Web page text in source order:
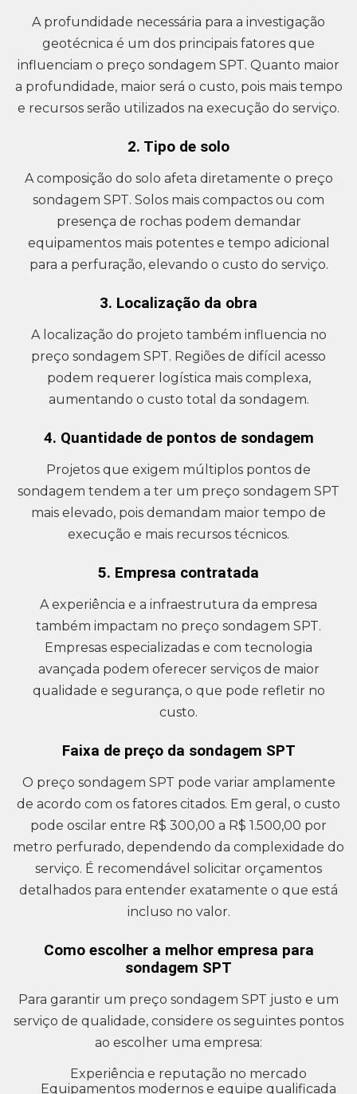
A profundidade necessária para a investigação
geotécnica é um dos principais fatores que
influenciam o preço sondagem SPT. Quanto maior
a profundidade, maior será o custo, pois mais tempo
e recursos serão utilizados na execução do serviço.
2. Tipo de solo
A composição do solo afeta diretamente o preço
sondagem SPT. Solos mais compactos ou com
presença de rochas podem demandar
equipamentos mais potentes e tempo adicional
para a perfuração, elevando o custo do serviço.
3. Localização da obra
A localização do projeto também influencia no
preço sondagem SPT. Regiões de difícil acesso
podem requerer logística mais complexa,
aumentando o custo total da sondagem.
4. Quantidade de pontos de sondagem
Projetos que exigem múltiplos pontos de
sondagem tendem a ter um preço sondagem SPT
mais elevado, pois demandam maior tempo de
execução e mais recursos técnicos.
5. Empresa contratada
A experiência e a infraestrutura da empresa
também impactam no preço sondagem SPT.
Empresas especializadas e com tecnologia
avançada podem oferecer serviços de maior
qualidade e segurança, o que pode refletir no
custo.
Faixa de preço da sondagem SPT
O preço sondagem SPT pode variar amplamente
de acordo com os fatores citados. Em geral, o custo
pode oscilar entre R$ 300,00 a R$ 1.500,00 por
metro perfurado, dependendo da complexidade do
serviço. É recomendável solicitar orçamentos
detalhados para entender exatamente o que está
incluso no valor.
Como escolher a melhor empresa para
sondagem SPT
Para garantir um preço sondagem SPT justo e um
serviço de qualidade, considere os seguintes pontos
ao escolher uma empresa:
Experiência e reputação no mercado
Equipamentos modernos e equipe qualificada